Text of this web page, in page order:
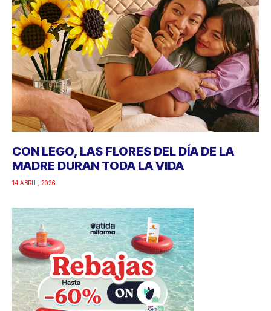
CON LEGO, LAS FLORES DEL DÍA DE LA
MADRE DURAN TODA LA VIDA
14 ABRIL, 2026